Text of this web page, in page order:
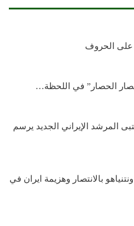
على الحروف
الحصار” في اللحظة…
المرشد الإيراني الجديد يرسم
بالانتصار وهزيمة ايران في